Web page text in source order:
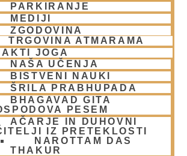
PARKIRANJE
MEDIJI
ZGODOVINA
TRGOVINA ATMARAMA
JOGA
NAŠA UČENJA
BISTVENI NAUKI
ŠRILA PRABHUPADA
BHAGAVAD GITA
PESEM
AČARJE IN DUHOVNI
IZ PRETEKLOSTI
NAROTTAM DAS
THAKUR
Navigacija Za
Oglede